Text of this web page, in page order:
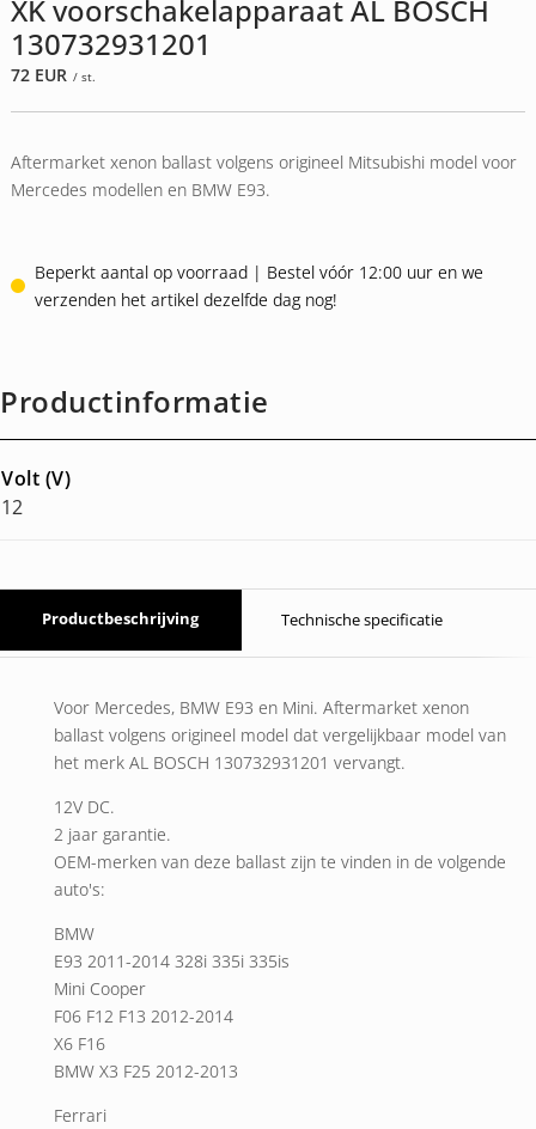
XK voorschakelapparaat AL BOSCH
130732931201
72 EUR / st.
Aftermarket xenon ballast volgens origineel Mitsubishi model voor
Mercedes modellen en BMW E93.
Beperkt aantal op voorraad | Bestel vóór 12:00 uur en we
verzenden het artikel dezelfde dag nog!
Productinformatie
Volt (V)
12
Productbeschrijving Technische specificatie
Voor Mercedes, BMW E93 en Mini. Aftermarket xenon
ballast volgens origineel model dat vergelijkbaar model van
het merk AL BOSCH 130732931201 vervangt.
12V DC.
2 jaar garantie.
OEM-merken van deze ballast zijn te vinden in de volgende
auto's:
BMW
E93 2011-2014 328i 335i 335is
Mini Cooper
F06 F12 F13 2012-2014
X6 F16
BMW X3 F25 2012-2013
Ferrari